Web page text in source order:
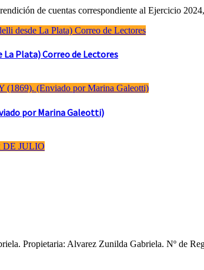
de cuentas correspondiente al Ejercicio
La Plata) Correo de Lectores
por Marina Galeotti)
Propietaria: Alvarez Zunilda Gabriela. Nº de